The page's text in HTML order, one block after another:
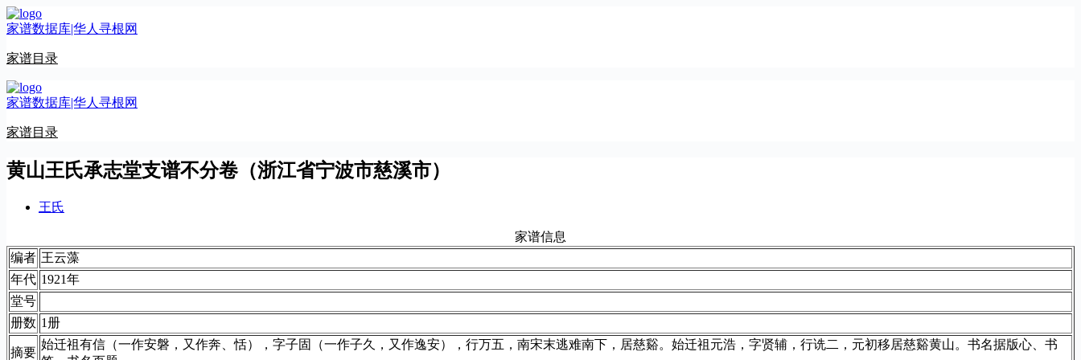
跳
至
容
家谱数据库|华人寻根网
家谱目录
家谱数据库|华人寻根网
家谱目录
黄山王氏承志堂支谱不分卷（浙江省宁波市慈溪市）
王氏
家谱信息
编者 王云藻
年代 1921年
堂号
册数 1册
摘要
始迁祖有信（一作安磐，又作奔、恬），字子固（一作子久，又作逸安），行万五，南宋末逃难南下，居慈谿。始迁祖元浩，字贤辅，行诜二，元初移居慈谿黄山。书名据版心、书